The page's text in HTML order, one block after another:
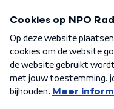
Algemene voorwaarden